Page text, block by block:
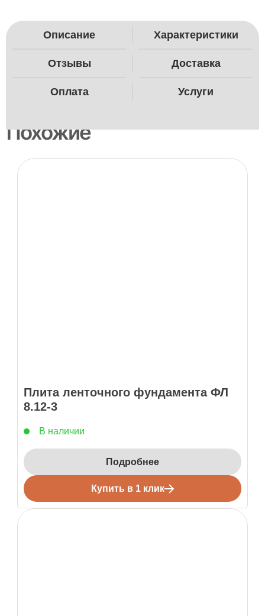
Описание Характеристики
Отзывы Доставка
Оплата Услуги
Похожие
Плита ленточного фундамента ФЛ
8.12-3
В наличии
Подробнее
Купить в 1 клик